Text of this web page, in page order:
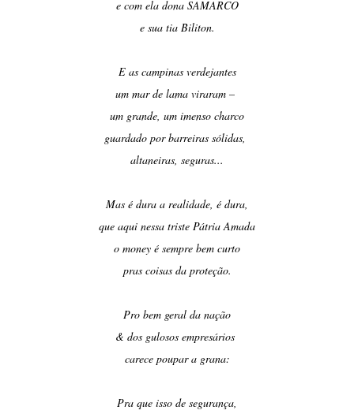
e com ela dona SAMARCO
e sua tia Biliton.
E as campinas verdejantes
um mar de lama viraram –
um grande, um imenso charco
guardado por barreiras sólidas,
altaneiras, seguras...
Mas é dura a realidade, é dura,
que aqui nessa triste Pátria Amada
o money é sempre bem curto
pras coisas da proteção.
Pro bem geral da nação
& dos gulosos empresários
carece poupar a grana:
Pra que isso de segurança,